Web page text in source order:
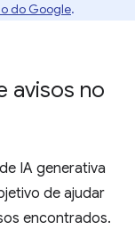
do Google.
avisos no
IA generativa
de ajudar
encontrados.